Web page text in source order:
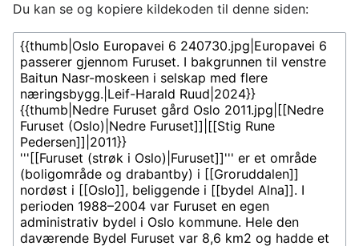
Du kan se og kopiere kildekoden til denne siden: